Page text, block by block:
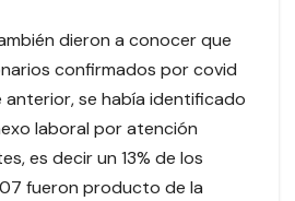
dieron a conocer que
confirmados por covid
anterior, se había identificado
laboral por atención
es decir un 13% de los
fueron producto de la